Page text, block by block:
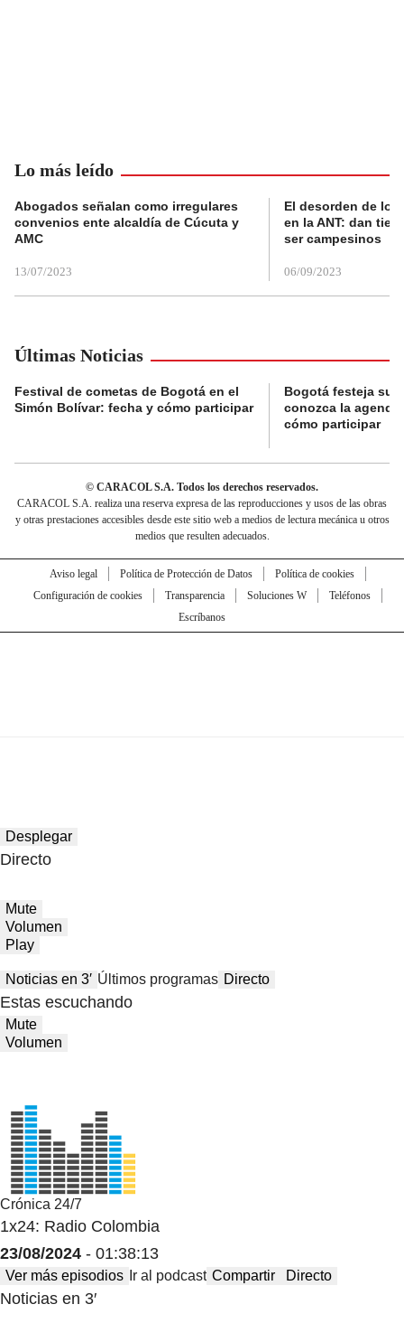
Lo más leído
Abogados señalan como irregulares
convenios ente alcaldía de Cúcuta y
AMC
13/07/2023
El desorden de
en la ANT: dan
ser campesinos
06/09/2023
Últimas Noticias
Festival de cometas de Bogotá en el
Simón Bolívar: fecha y cómo participar
Bogotá festeja su
conozca la
cómo participar
© CARACOL S.A. Todos los derechos reservados.
CARACOL S.A. realiza una reserva expresa de las reproducciones y usos de las obras
y otras prestaciones accesibles desde este sitio web a medios de lectura mecánica u otros
medios que resulten adecuados.
Aviso legal Política de Protección de Datos
Política de cookies
Configuración de cookies
Transparencia Soluciones W
Teléfonos
Escríbanos
Desplegar
Directo
Mute
Volumen
Play
Noticias en 3′ Últimos programas Directo
Estas escuchando
Mute
Volumen
Crónica 24/7
1x24: Radio Colombia
23/08/2024 - 01:38:13
Ver más episodios Ir al podcast Compartir Directo
Noticias en 3′